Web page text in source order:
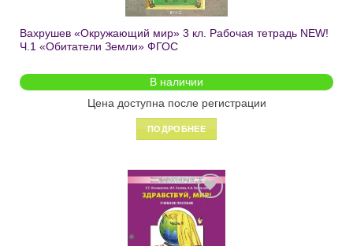
Вахрушев «Окружающий мир» 3 кл. Рабочая тетрадь NEW!
Ч.1 «Обитатели Земли» ФГОС
В наличии
Цена доступна после регистрации
ПОДРОБНЕЕ
Добавить
в список
желаний